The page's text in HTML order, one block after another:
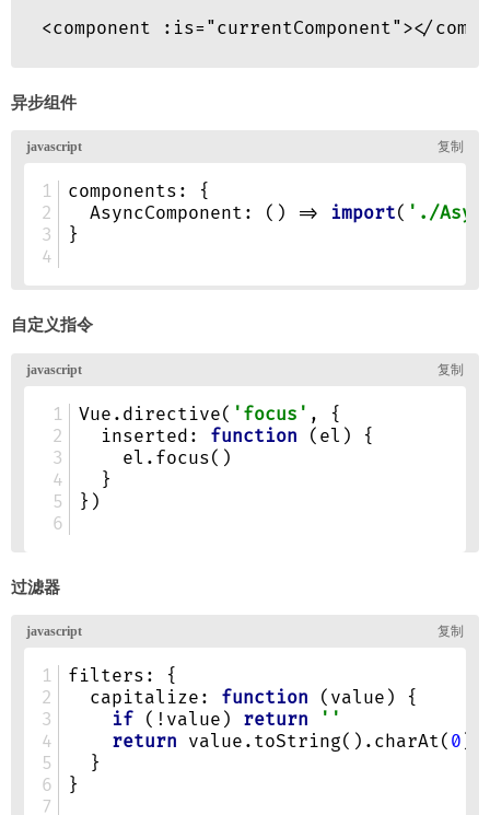
异步组件
自定义指令
过滤器